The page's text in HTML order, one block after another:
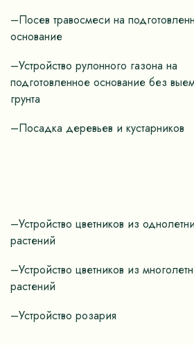
–Посев травосмеси на
основание
–Устройство рулонного газона на
подготовленное основание без
грунта
–Посадка деревьев и кустарников
–Устройство цветников из
растений
–Устройство цветников из
растений
–Устройство розария